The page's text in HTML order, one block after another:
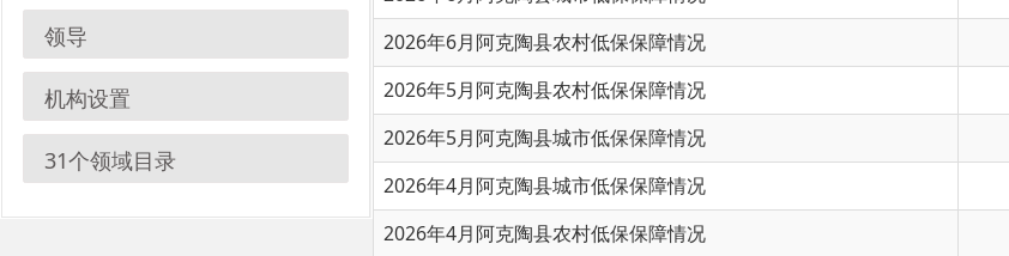
机构设置
31个领域目录
2026年5月阿克陶县农村低保保障情况
2026年5月阿克陶县城市低保保障情况
2026年4月阿克陶县城市低保保障情况
2026年4月阿克陶县农村低保保障情况
2026年3月高龄津贴发放情况
2026年3月阿克陶县农村低保保障情况